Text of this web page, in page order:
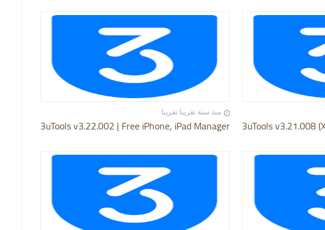
منذ سنة تقريبا تقريبا
3uTools v3.22.002 | Free iPhone, iPad Manager 3uTools v3.21.008